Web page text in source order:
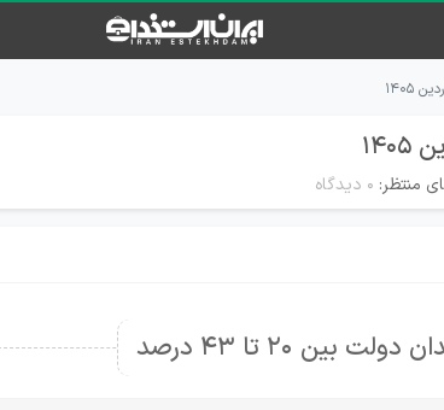
۱۴۰۵
منتظر: ۰ دیدگاه
۲۰ تا ۴۳ درصد